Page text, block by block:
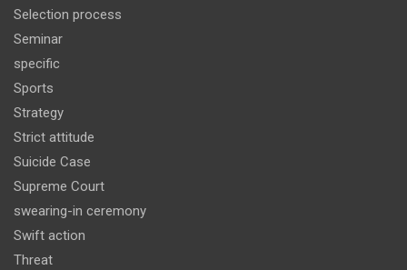
Selection process
Seminar
specific
Sports
Strategy
Strict attitude
Suicide Case
Supreme Court
swearing-in ceremony
Swift action
Threat